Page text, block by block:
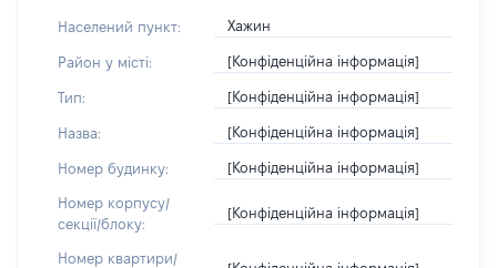
Населений пункт: Хажин
Район у місті: [Конфіденційна інформація]
Тип: [Конфіденційна інформація]
Назва: [Конфіденційна інформація]
Номер будинку: [Конфіденційна інформація]
Номер корпусу/
секції/блоку:
[Конфіденційна інформація]
Номер квартири/